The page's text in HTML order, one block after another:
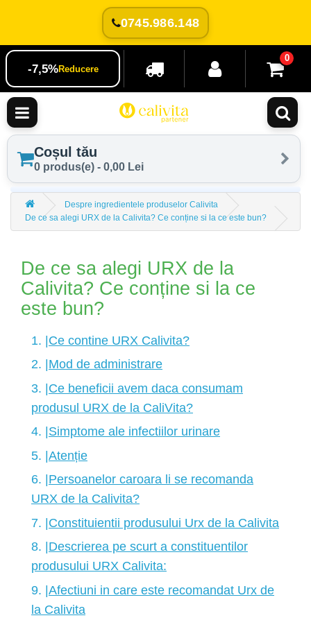
0745.986.148
-7,5%Reducere
0
Coșul tău
0 produs(e) - 0,00 Lei
Despre ingredientele produselor Calivita
De ce sa alegi URX de la Calivita? Ce conține si la ce este bun?
De ce sa alegi URX de la
Calivita? Ce conține si la ce
este bun?
1. |Ce contine URX Calivita?
2. | Mod de administrare
3. |Ce beneficii avem daca consumam
produsul URX de la CaliVita?
4. | Simptome ale infectiilor urinare
5. |Atenție
6. | Persoanelor caroara li se recomanda
URX de la Calivita?
7. |Constituientii produsului Urx de la Calivita
8. | Descrierea pe scurt a constituentilor
produsului URX Calivita:
9. |Afectiuni in care este recomandat Urx de
la Calivita